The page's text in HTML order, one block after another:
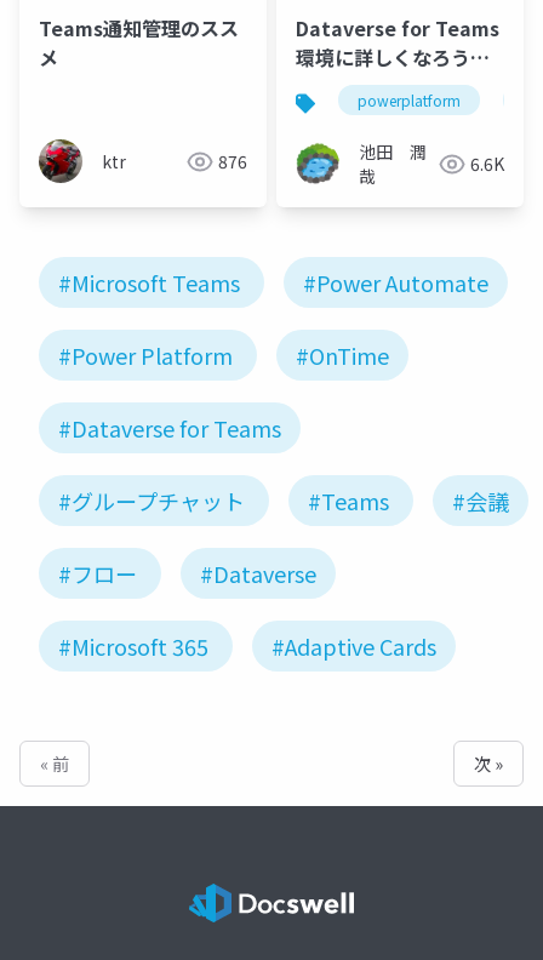
Teams通知管理のスス
メ
ktr 876
Dataverse for Teams
環境に詳しくなろう～
小技を添えて～
powerplatform
池田 潤
哉
6.6K
#Microsoft Teams #Power Automate
#Power Platform #OnTime
#Dataverse for Teams
#グループチャット #Teams #会議
#フロー #Dataverse
#Microsoft 365 #Adaptive Cards
« 前 次 »